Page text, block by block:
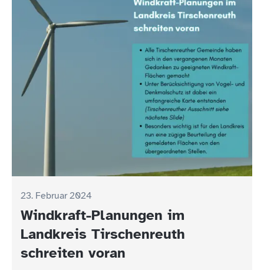
23. Februar 2024
Windkraft-Planungen im
Landkreis Tirschenreuth
schreiten voran